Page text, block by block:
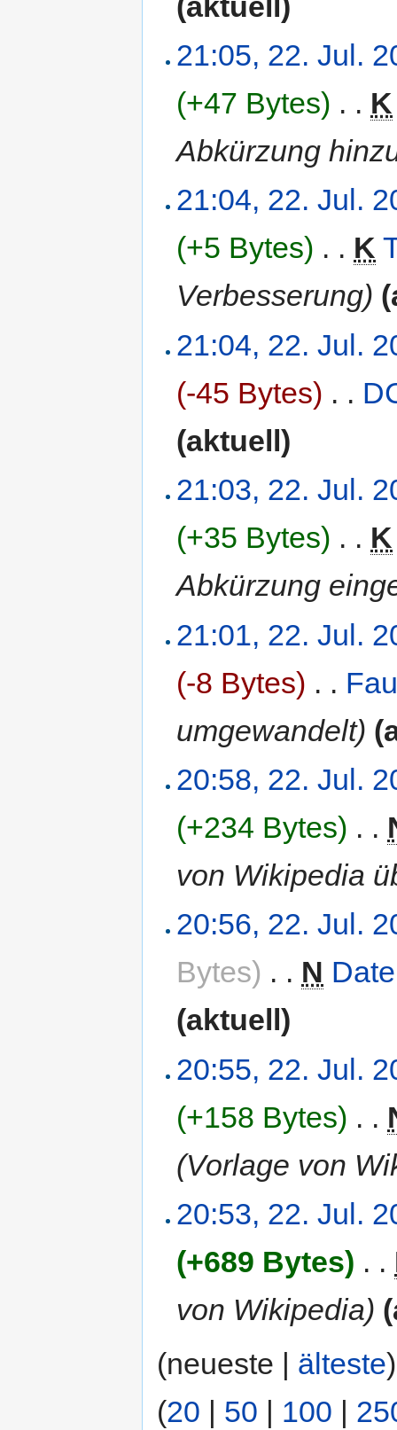
21:05, 22. Jul.
(+47 Bytes) . . K
Abkürzung
21:04, 22. Jul.
(+5 Bytes) . . K
Verbesserung)
21:04, 22. Jul.
(-45 Bytes) . .
(aktuell)
21:03, 22. Jul.
(+35 Bytes) . . K
Abkürzung
21:01, 22. Jul.
(-8 Bytes) . .
umgewandelt)
20:58, 22. Jul.
(+234 Bytes) . .
von Wikipedia
20:56, 22. Jul.
Bytes) . . N
(aktuell)
20:55, 22. Jul.
(+158 Bytes) . .
(Vorlage von
20:53, 22. Jul.
(+689 Bytes) . .
von Wikipedia)
(neueste | älteste
(20 | 50 | 100 |